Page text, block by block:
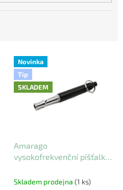
Novinka
Tip
SKLADEM
Amarago
vysokofrekvenční píšťalka
Skladem prodejna (1 ks)